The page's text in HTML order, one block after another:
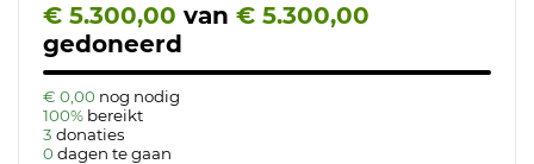
€ 5.300,00 van € 5.300,00
gedoneerd
€ 0,00 nog nodig
100% bereikt
3 donaties
0 dagen te gaan